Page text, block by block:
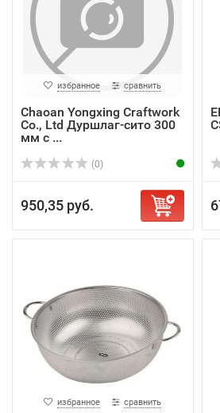
избранное сравнить
Chaoan Yongxing Craftwork
Co., Ltd Дуршлаг-сито 300
мм с ...
(0)
950,35 руб.
избранное сравнить